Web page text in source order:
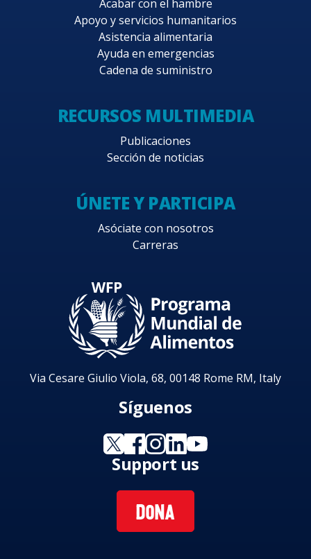
Acabar con el hambre
Apoyo y servicios humanitarios
Asistencia alimentaria
Ayuda en emergencias
Cadena de suministro
RECURSOS MULTIMEDIA
Publicaciones
Sección de noticias
ÚNETE Y PARTICIPA
Asóciate con nosotros
Carreras
Via Cesare Giulio Viola, 68, 00148 Rome RM, Italy
Síguenos
Support us
DONA